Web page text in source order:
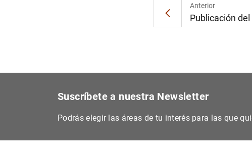
Anterior
Publicación
Suscríbete a nuestra Newsletter
Podrás elegir las áreas de tu interés para las que